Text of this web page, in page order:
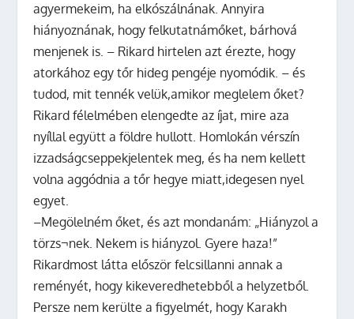
agyermekeim, ha elkószálnának. Annyira
hiányoznának, hogy felkutatnámőket, bárhová
menjenek is. – Rikard hirtelen azt érezte, hogy
atorkához egy tőr hideg pengéje nyomódik. – és
tudod, mit tennék velük,amikor meglelem őket?
Rikard félelmében elengedte az íjat, mire aza
nyíllal együtt a földre hullott. Homlokán vérszín
izzadságcseppekjelentek meg, és ha nem kellett
volna aggódnia a tőr hegye miatt,idegesen nyel
egyet.
–Megölelném őket, és azt mondanám: „Hiányzol a
törzs¬nek. Nekem is hiányzol. Gyere haza!”
Rikardmost látta először felcsillanni annak a
reményét, hogy kikeveredhetebből a helyzetből.
Persze nem kerülte a figyelmét, hogy Karakh